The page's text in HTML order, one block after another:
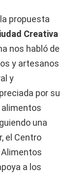
propuesta
Creativa
nos habló de
y artesanos
y
por su
alimentos
una
el Centro
a los